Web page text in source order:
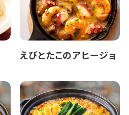
えびとたこのアヒージョ